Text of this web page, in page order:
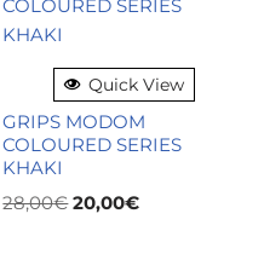
Quick View
GRIPS MODOM
COLOURED SERIES
KHAKI
28,00€ 20,00€